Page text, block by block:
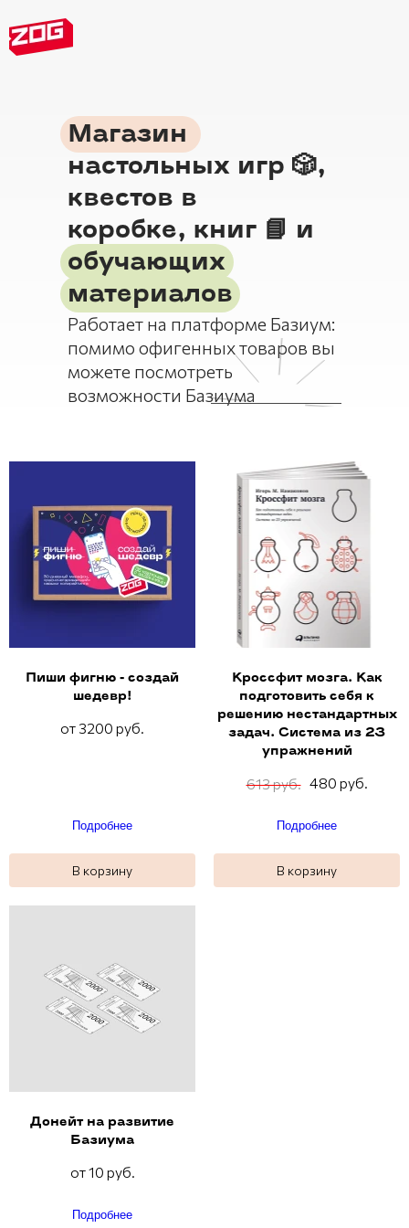
Магазин
настольных игр 🎲,
квестов в
коробке, книг 📘 и
обучающих
материалов
Работает на платформе Базиум:
помимо офигенных товаров вы
можете посмотреть
возможности Базиума
Пиши фигню - создай
шедевр!
от 3200 руб.
Подробнее
В корзину
Кроссфит мозга. Как
подготовить себя к
решению нестандартных
задач. Система из 23
упражнений
613 руб. 480 руб.
Подробнее
В корзину
Донейт на развитие
Базиума
от 10 руб.
Подробнее